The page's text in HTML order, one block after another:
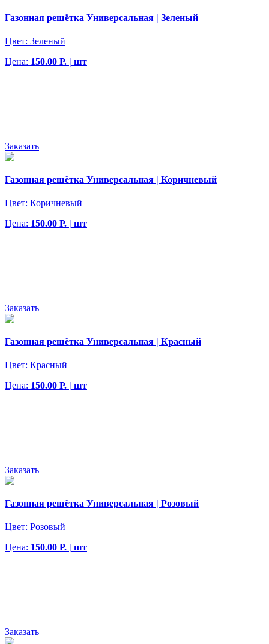
Газонная решётка Универсальная | Зеленый
Цвет: Зеленый
Цена: 150.00 Р. | шт
Заказать
Газонная решётка Универсальная | Коричневый
Цвет: Коричневый
Цена: 150.00 Р. | шт
Заказать
Газонная решётка Универсальная | Красный
Цвет: Красный
Цена: 150.00 Р. | шт
Заказать
Газонная решётка Универсальная | Розовый
Цвет: Розовый
Цена: 150.00 Р. | шт
Заказать